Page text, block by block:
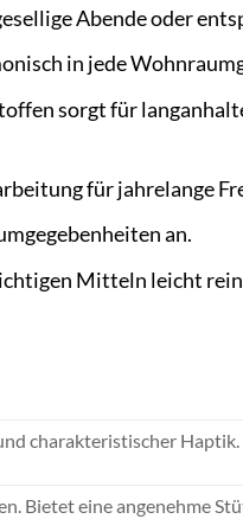
Abende oder
in jede
sorgt für
für jahrelange
an.
Mitteln leicht
charakteristischer
Bietet eine angenehme